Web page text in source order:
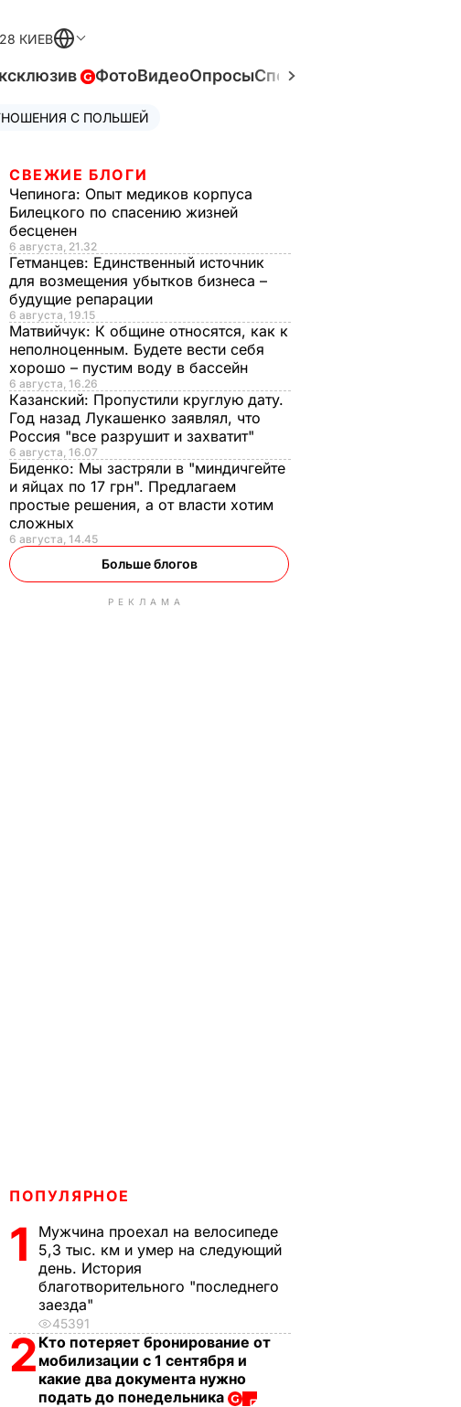
КИЕВ
ФотоВидеоОпросыСпецпроекты
С ПОЛЬШЕЙ
СВЕЖИЕ БЛОГИ
Чепинога: Опыт медиков корпуса
Билецкого по спасению жизней
бесценен
6 августа, 21.32
Гетманцев: Единственный источник
для возмещения убытков бизнеса –
будущие репарации
6 августа, 19.15
Матвийчук: К общине относятся, как к
неполноценным. Будете вести себя
хорошо – пустим воду в бассейн
6 августа, 16.26
Казанский: Пропустили круглую дату.
Год назад Лукашенко заявлял, что
Россия "все разрушит и захватит"
6 августа, 16.07
Биденко: Мы застряли в "миндичгейте
и яйцах по 17 грн". Предлагаем
простые решения, а от власти хотим
сложных
6 августа, 14.45
Больше блогов
РЕКЛАМА
ПОПУЛЯРНОЕ
1
Мужчина проехал на велосипеде
5,3 тыс. км и умер на следующий
день. История
благотворительного "последнего
заезда"
45391
2 Кто потеряет бронирование от
мобилизации с 1 сентября и
какие два документа нужно
подать до понедельника